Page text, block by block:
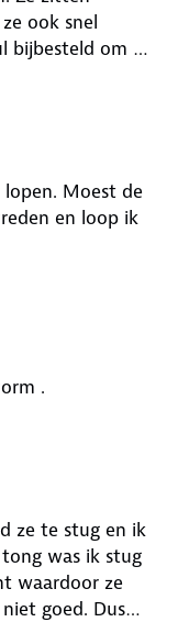
ook snel
bijbesteld om ze
toe ook droge
Moest de
en loop ik
.
ze te stug en ik
was ik stug
waardoor ze
goed. Dus